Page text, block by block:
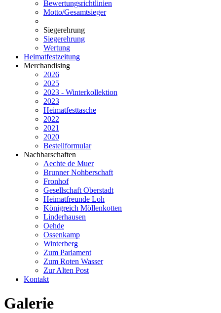
Bewertungsrichtlinien
Motto/Gesamtsieger
Siegerehrung
Siegerehrung
Wertung
Heimatfestzeitung
Merchandising
2026
2025
2023 - Winterkollektion
2023
Heimatfesttasche
2022
2021
2020
Bestellformular
Nachbarschaften
Aechte de Muer
Brunner Nohberschaft
Fronhof
Gesellschaft Oberstadt
Heimatfreunde Loh
Königreich Möllenkotten
Linderhausen
Oehde
Ossenkamp
Winterberg
Zum Parlament
Zum Roten Wasser
Zur Alten Post
Kontakt
Galerie